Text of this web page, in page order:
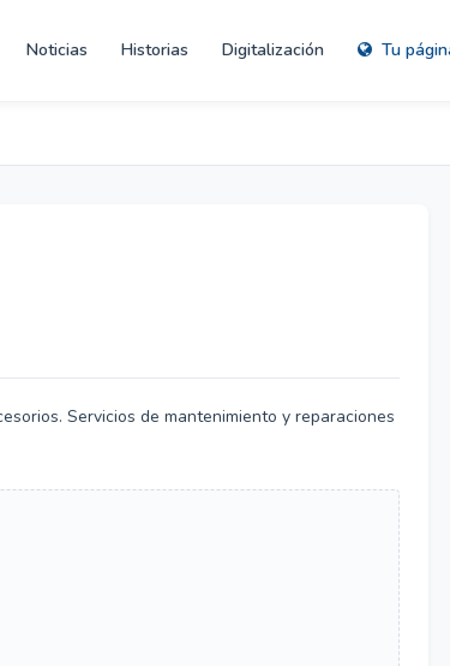
Noticias Historias Digitalización Tu
Servicios de mantenimiento y reparaciones